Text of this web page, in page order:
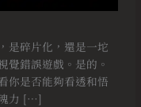
是碎片化，還是一坨
覺錯誤遊戲。是的。
你是否能夠看透和悟
力 […]